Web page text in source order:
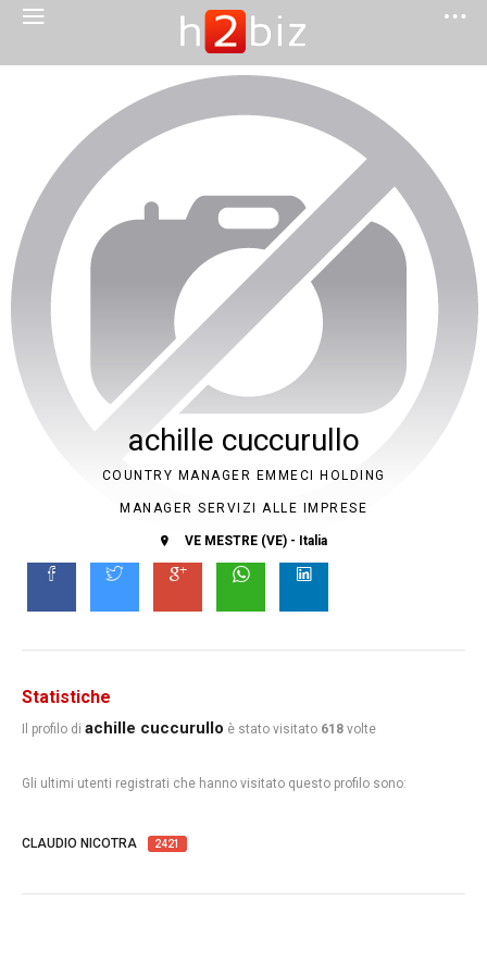
achille cuccurullo
COUNTRY MANAGER EMMECI HOLDING
MANAGER SERVIZI ALLE IMPRESE
VE MESTRE (VE) - Italia
Statistiche
Il profilo di achille cuccurullo è stato visitato 618 volte
Gli ultimi utenti registrati che hanno visitato questo profilo sono:
CLAUDIO NICOTRA 2421